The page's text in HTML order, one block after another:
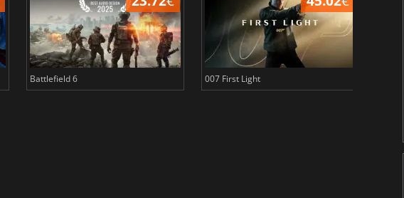
Battlefield 6 007 First Light